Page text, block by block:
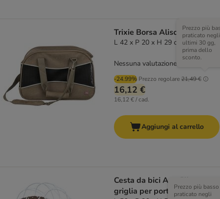
Trixie Borsa Alison
L 42 x P 20 x H 29 cm
-24.99% Prezzo regolare21,49 €
Prezzo più
praticato negli
ultimi 30 gg,
prima dello
sconto.
16,12 €
16,12 € / cad.
Nessuna valutazione
Aggiungi al carrello
Cesta da bici Aumüller con
griglia per portapacchiPrezzo più basso
praticato negli